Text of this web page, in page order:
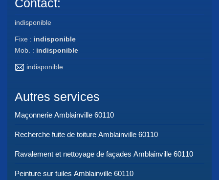
Contact:
indisponible
Fixe : indisponible
Mob. : indisponible
indisponible
Autres services
Maçonnerie Amblainville 60110
Recherche fuite de toiture Amblainville 60110
Ravalement et nettoyage de façades Amblainville 60110
Peinture sur tuiles Amblainville 60110